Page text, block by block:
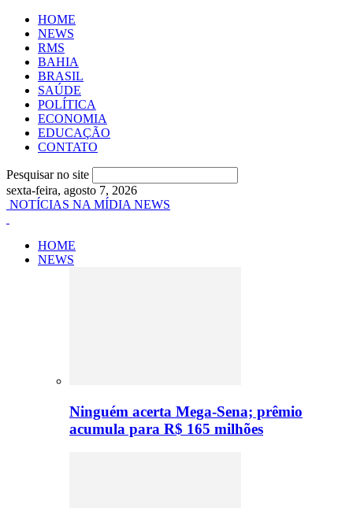
HOME
NEWS
RMS
BAHIA
BRASIL
SAÚDE
POLÍTICA
ECONOMIA
EDUCAÇÃO
CONTATO
Pesquisar no site
sexta-feira, agosto 7, 2026
NOTÍCIAS NA MÍDIA NEWS
HOME
NEWS
Ninguém acerta Mega-Sena; prêmio
acumula para R$ 165 milhões